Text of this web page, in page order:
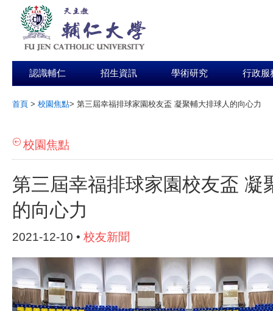
認識輔仁 招生資訊 學術研究 行政服
首頁 > 校園焦點> 第三屆幸福排球家園校友盃 凝聚輔大排球人的向心力
校園焦點
第三屆幸福排球家園校友盃 凝
的向心力
2021-12-10 • 校友新聞